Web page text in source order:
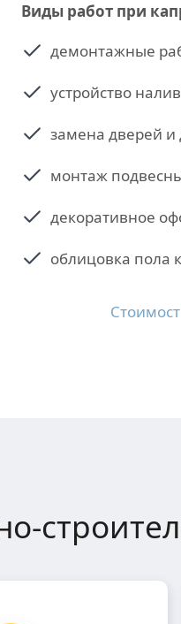
Виды работ при
демонтажные
устройство
замена дверей и
монтаж
декоративное
облицовка пола